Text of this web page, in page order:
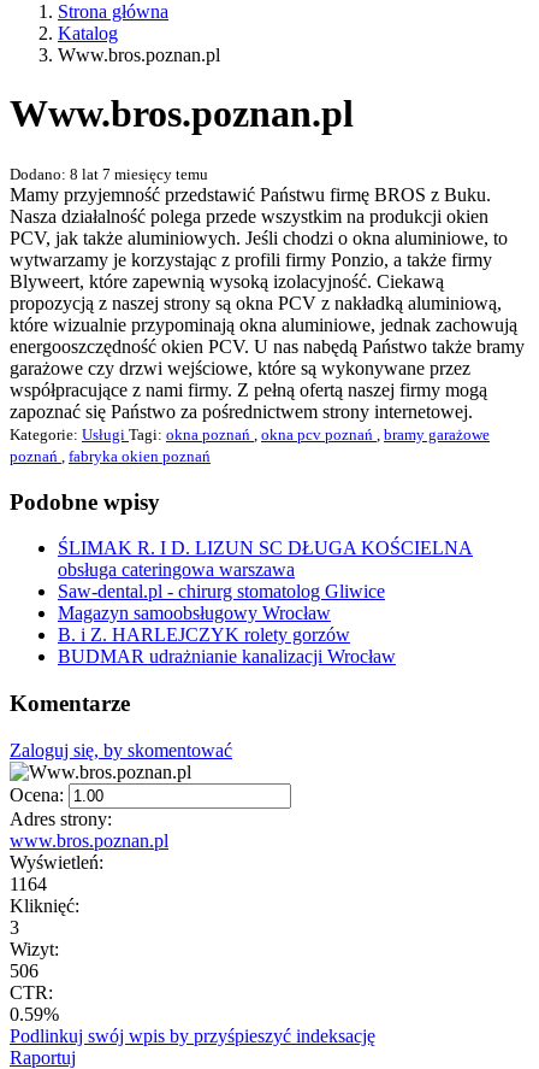
Strona główna
Katalog
Www.bros.poznan.pl
Www.bros.poznan.pl
Dodano: 8 lat 7 miesięcy temu
Mamy przyjemność przedstawić Państwu firmę BROS z Buku.
Nasza działalność polega przede wszystkim na produkcji okien
PCV, jak także aluminiowych. Jeśli chodzi o okna aluminiowe, to
wytwarzamy je korzystając z profili firmy Ponzio, a także firmy
Blyweert, które zapewnią wysoką izolacyjność. Ciekawą
propozycją z naszej strony są okna PCV z nakładką aluminiową,
które wizualnie przypominają okna aluminiowe, jednak zachowują
energooszczędność okien PCV. U nas nabędą Państwo także bramy
garażowe czy drzwi wejściowe, które są wykonywane przez
współpracujące z nami firmy. Z pełną ofertą naszej firmy mogą
zapoznać się Państwo za pośrednictwem strony internetowej.
Kategorie: Usługi Tagi: okna poznań okna pcv poznań
bramy garażowe
poznań
fabryka okien poznań
Podobne wpisy
ŚLIMAK R. I D. LIZUN SC DŁUGA KOŚCIELNA
obsługa cateringowa warszawa
Saw-dental.pl - chirurg stomatolog Gliwice
Magazyn samoobsługowy Wrocław
B. i Z. HARLEJCZYK rolety gorzów
BUDMAR udrażnianie kanalizacji Wrocław
Komentarze
Zaloguj się, by skomentować
Ocena:
Adres strony:
www.bros.poznan.pl
Wyświetleń:
1164
Kliknięć:
3
Wizyt:
506
CTR:
0.59%
Podlinkuj swój wpis by przyśpieszyć indeksację
Raportuj